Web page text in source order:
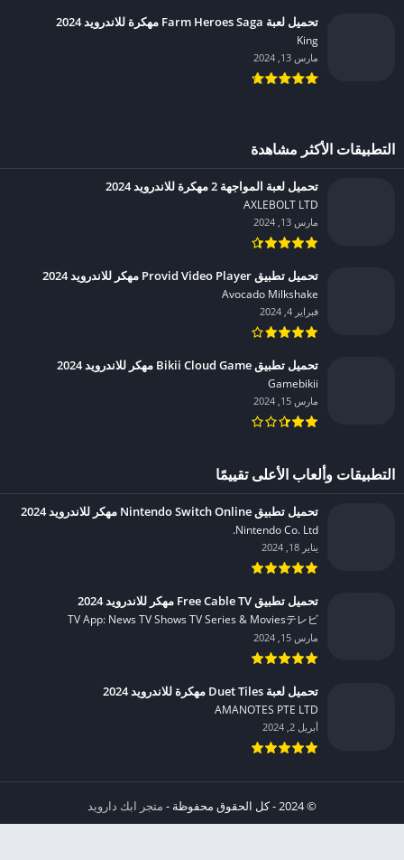
تحميل لعبة Farm Heroes Saga مهكرة للاندرويد 2024
King‏
مارس 13, 2024
التطبيقات الأكثر مشاهدة
تحميل لعبة المواجهة 2 مهكرة للاندرويد 2024
AXLEBOLT LTD‏
مارس 13, 2024
تحميل تطبيق Provid Video Player مهكر للاندرويد 2024
Avocado Milkshake‏
فبراير 4, 2024
تحميل تطبيق Bikii Cloud Game مهكر للاندرويد 2024
Gamebikii‏
مارس 15, 2024
التطبيقات وألعاب الأعلى تقييمًا
تحميل تطبيق Nintendo Switch Online مهكر للاندرويد 2024
Nintendo Co. Ltd.‏
يناير 18, 2024
تحميل تطبيق Free Cable TV مهكر للاندرويد 2024
TV App: News TV Shows TV Series & Moviesテレビ‏
مارس 15, 2024
تحميل لعبة Duet Tiles مهكرة للاندرويد 2024
AMANOTES PTE LTD‏
أبريل 2, 2024
© 2024 - كل الحقوق محفوظة -
متجر ابك دارويد